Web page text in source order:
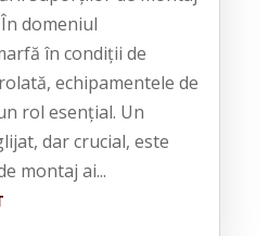
domeniul
în condiții de
echipamentele de
rol esențial. Un
dar crucial, este
montaj ai...